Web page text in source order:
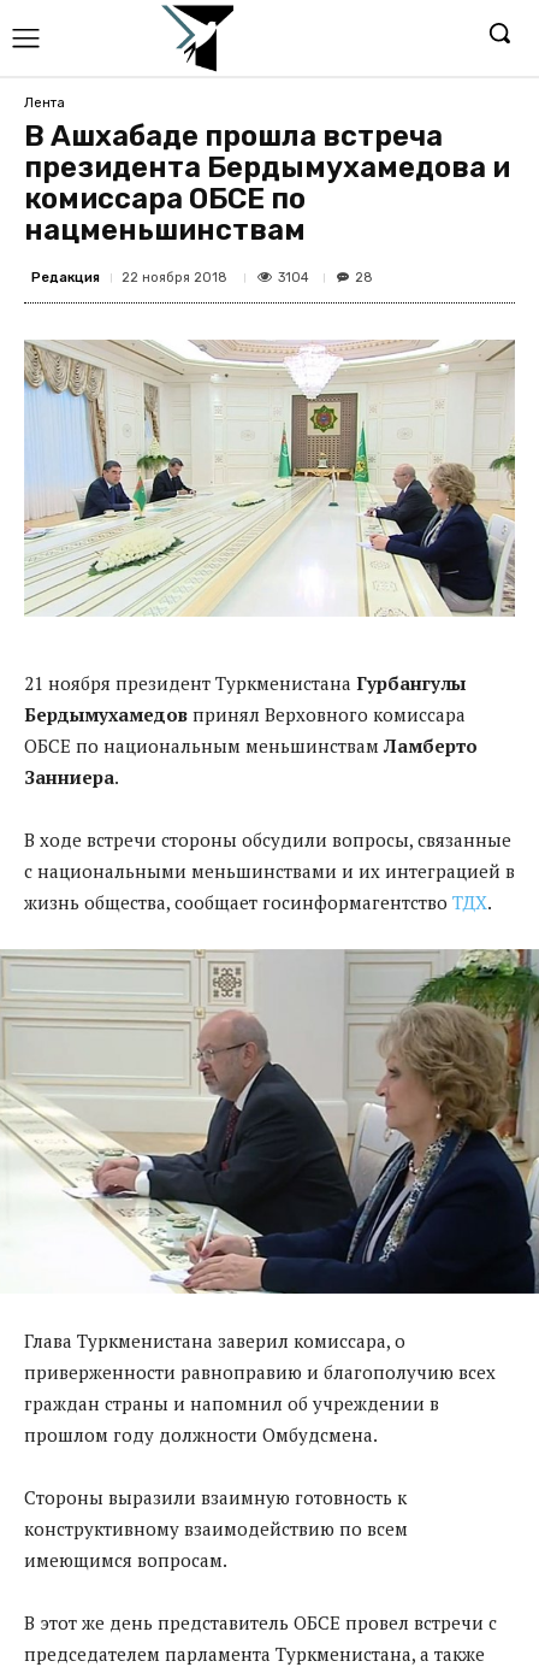
Лента
В Ашхабаде прошла встреча
президента Бердымухамедова и
комиссара ОБСЕ по
нацменьшинствам
Редакция 22 ноября 2018 3104 28
21 ноября президент Туркменистана Гурбангулы
Бердымухамедов принял Верховного комиссара
ОБСЕ по национальным меньшинствамЛамберто
Занниера.
В ходе встречи стороны обсудили вопросы, связанные
с национальными меньшинствами и их интеграцией в
жизнь общества, сообщает госинформагентство ТДХ.
Глава Туркменистана заверил комиссара, о
приверженности равноправию и благополучию всех
граждан страны и напомнил об учреждении в
прошлом году должности Омбудсмена.
Стороны выразили взаимную готовность к
конструктивному взаимодействию по всем
имеющимся вопросам.
В этот же день представитель ОБСЕ провел встречи с
председателем парламента Туркменистана, а также